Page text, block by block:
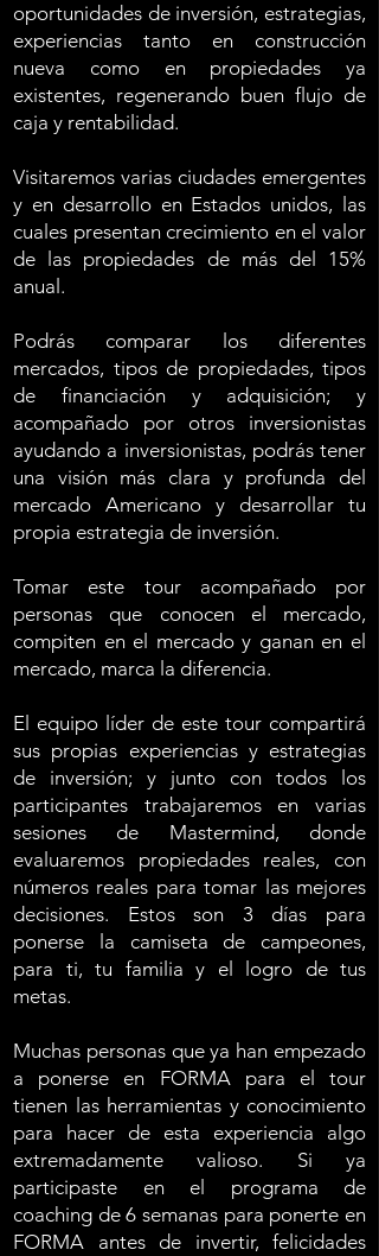
oportunidades de inversión, estrategias,
experiencias tanto en construcción
nueva como en propiedades ya
existentes, regenerando buen flujo de
caja y rentabilidad.
Visitaremos varias ciudades emergentes
y en desarrollo en Estados unidos, las
cuales presentan crecimiento en el valor
de las propiedades de más del 15%
anual.
Podrás comparar los diferentes
mercados, tipos de propiedades, tipos
de financiación y adquisición; y
acompañado por otros inversionistas
ayudando a inversionistas, podrás tener
una visión más clara y profunda del
mercado Americano y desarrollar tu
propia estrategia de inversión.
Tomar este tour acompañado por
personas que conocen el mercado,
compiten en el mercado y ganan en el
mercado, marca la diferencia.
El equipo líder de este tour compartirá
sus propias experiencias y estrategias
de inversión; y junto con todos los
participantes trabajaremos en varias
sesiones de Mastermind, donde
evaluaremos propiedades reales, con
números reales para tomar las mejores
decisiones. Estos son 3 días para
ponerse la camiseta de campeones,
para ti, tu familia y el logro de tus
metas.
Muchas personas que ya han empezado
a ponerse en FORMA para el tour
tienen las herramientas y conocimiento
para hacer de esta experiencia algo
extremadamente valioso. Si ya
participaste en el programa de
coaching de 6 semanas para ponerte en
FORMA antes de invertir, felicidades